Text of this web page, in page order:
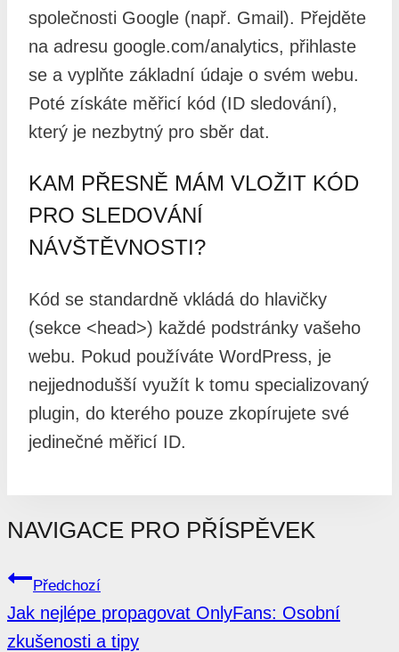
společnosti Google (např. Gmail). Přejděte
na adresu google.com/analytics, přihlaste
se a vyplňte základní údaje o svém webu.
Poté získáte měřicí kód (ID sledování),
který je nezbytný pro sběr dat.
KAM PŘESNĚ MÁM VLOŽIT KÓD
PRO SLEDOVÁNÍ
NÁVŠTĚVNOSTI?
Kód se standardně vkládá do hlavičky
(sekce <head>) každé podstránky vašeho
webu. Pokud používáte WordPress, je
nejjednodušší využít k tomu specializovaný
plugin, do kterého pouze zkopírujete své
jedinečné měřicí ID.
NAVIGACE PRO PŘÍSPĚVEK
Předchozí
Jak nejlépe propagovat OnlyFans: Osobní
zkušenosti a tipy